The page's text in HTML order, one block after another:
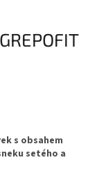
s obsahem
setého a